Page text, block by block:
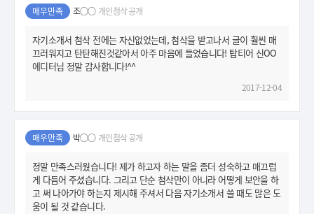
매우만족 조○○ 개인첨삭 공개
자기소개서 첨삭 전에는 자신없었는데, 첨삭을 받고나서 글이 훨씬 매
끄러워지고 탄탄해진것같아서 아주 마음에 들었습니다! 탑티어 신OO
에디터님 정말 감사합니다!^^
2017-12-04
매우만족 박○○ 개인첨삭 공개
정말 만족스러웠습니다! 제가 하고자 하는 말을 좀더 성숙하고 매끄럽
게 다듬어 주셨습니다. 그리고 단순 첨삭만이 아니라 어떻게 보안을 하
고 써 나아가야 하는지 제시해 주셔서 다음 자기소개서 쓸 때도 많은 도
움이 될 것 같습니다.